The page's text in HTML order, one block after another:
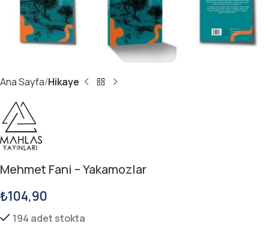
Ana Sayfa Hikaye
Mehmet Fani – Yakamozlar
₺104,90
194 adet stokta